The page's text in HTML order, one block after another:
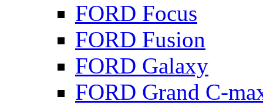
FORD Focus
FORD Fusion
FORD Galaxy
FORD Grand C-